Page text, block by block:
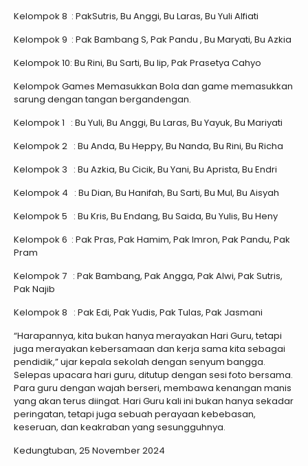
Kelompok 8 : PakSutris, Bu Anggi, Bu Laras, Bu Yuli Alfiati
Kelompok 9 : Pak Bambang S, Pak Pandu , Bu Maryati, Bu Azkia
Kelompok 10: Bu Rini, Bu Sarti, Bu Iip, Pak Prasetya Cahyo
Kelompok Games Memasukkan Bola dan game memasukkan
sarung dengan tangan bergandengan.
Kelompok 1 : Bu Yuli, Bu Anggi, Bu Laras, Bu Yayuk, Bu Mariyati
Kelompok 2 : Bu Anda, Bu Heppy, Bu Nanda, Bu Rini, Bu Richa
Kelompok 3 : Bu Azkia, Bu Cicik, Bu Yani, Bu Aprista, Bu Endri
Kelompok 4 : Bu Dian, Bu Hanifah, Bu Sarti, Bu Mul, Bu Aisyah
Kelompok 5 : Bu Kris, Bu Endang, Bu Saida, Bu Yulis, Bu Heny
Kelompok 6 : Pak Pras, Pak Hamim, Pak Imron, Pak Pandu, Pak
Pram
Kelompok 7 : Pak Bambang, Pak Angga, Pak Alwi, Pak Sutris,
Pak Najib
Kelompok 8 : Pak Edi, Pak Yudis, Pak Tulas, Pak Jasmani
“Harapannya, kita bukan hanya merayakan Hari Guru, tetapi
juga merayakan kebersamaan dan kerja sama kita sebagai
pendidik,” ujar kepala sekolah dengan senyum bangga.
Selepas upacara hari guru, ditutup dengan sesi foto bersama.
Para guru dengan wajah berseri, membawa kenangan manis
yang akan terus diingat. Hari Guru kali ini bukan hanya sekadar
peringatan, tetapi juga sebuah perayaan kebebasan,
keseruan, dan keakraban yang sesungguhnya.
Kedungtuban, 25 November 2024